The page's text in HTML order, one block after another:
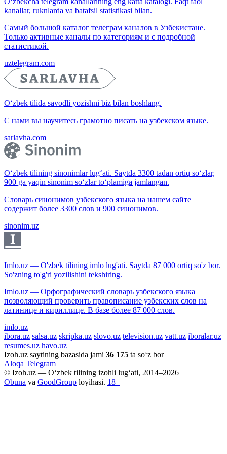
kanallar, ruknlarda va batafsil statistikasi bilan.
Самый большой каталог телеграм каналов в Узбекистане.
Только активные каналы по категориям и с подробной
статистикой.
uztelegram.com
O‘zbek tilida savodli yozishni biz bilan boshlang.
С нами вы научитесь грамотно писать на узбекском языке.
sarlavha.com
O‘zbek tilining sinonimlar lug‘ati. Saytda 3300 tadan ortiq so‘zlar,
900 ga yaqin sinonim so‘zlar to‘plamiga jamlangan.
Словарь синонимов узбекского языка на нашем сайте
содержит более 3300 слов и 900 синонимов.
sinonim.uz
Imlo.uz — O'zbek tilining imlo lug'ati. Saytda 87 000 ortiq so'z bor.
So'zning to'g'ri yozilishini tekshiring.
Imlo.uz — Орфографический словарь узбекского языка
позволяющий проверить правописание узбекских слов на
латинице и кириллице. В базе более 87 000 слов.
imlo.uz
ibora.uz salsa.uz skripka.uz slovo.uz television.uz vatt.uz iboralar.uz
resumes.uz havo.uz
Izoh.uz saytining bazasida jami 36 175 ta so‘z bor
Aloqa Telegram
© Izoh.uz — O‘zbek tilining izohli lug‘ati, 2014–2026
Obuna va GoodGroup loyihasi. 18+